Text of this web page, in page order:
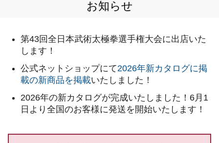
お知らせ
第43回全日本武術太極拳選手権大会に出店いた
します！
公式ネットショップにて2026年新カタログに掲
載の新商品を掲載いたしました！
2026年の新カタログが完成いたしました！6月1
日より全国のお客様に発送を開始いたします！